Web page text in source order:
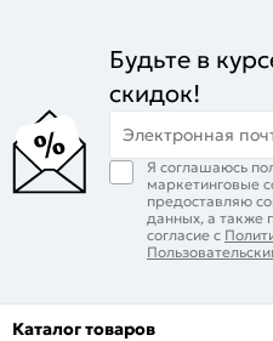
Будьте в
скидок!
Электронная
Я соглашаюсь
маркетинговые
предоставляю
данных, а также
согласие с
Каталог товаров